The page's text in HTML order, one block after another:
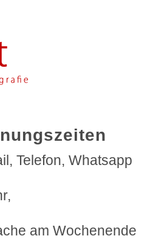
Telefon, Whatsapp
am Wochenende